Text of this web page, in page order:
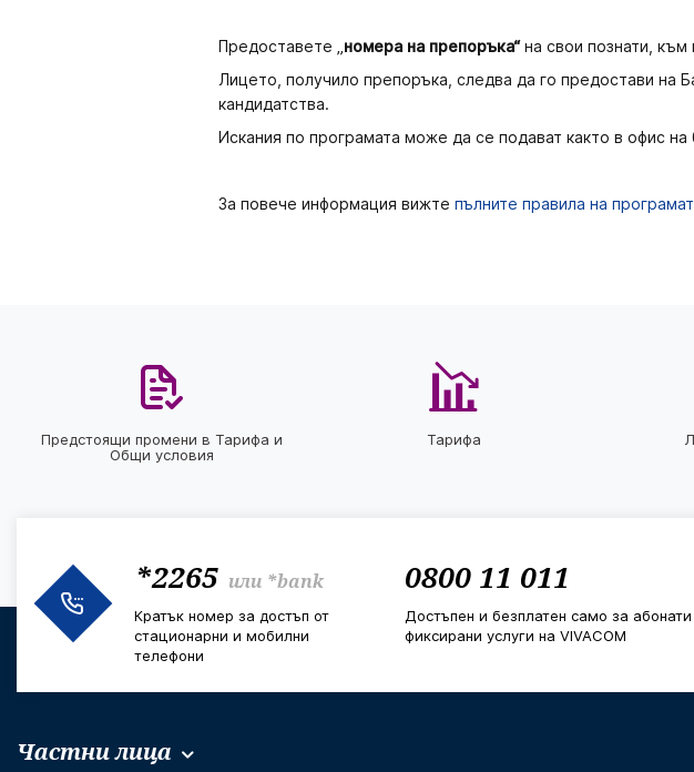
Предоставете „ номера на препоръка“на свои познати,
Лицето, получило препоръка, следва да го предостави на
кандидатства.
Искания по програмата може да се подават както в офис на
За повече информация вижте пълните правила на
Предстоящи промени в Тарифа и
Общи условия
Тарифа
*2265 или *bank
Кратък номер за достъп от
стационарни и мобилни
телефони
0800 11 011
Достъпен и безплатен само за абонати
фиксирани услуги на VIVACOM
Частни лица